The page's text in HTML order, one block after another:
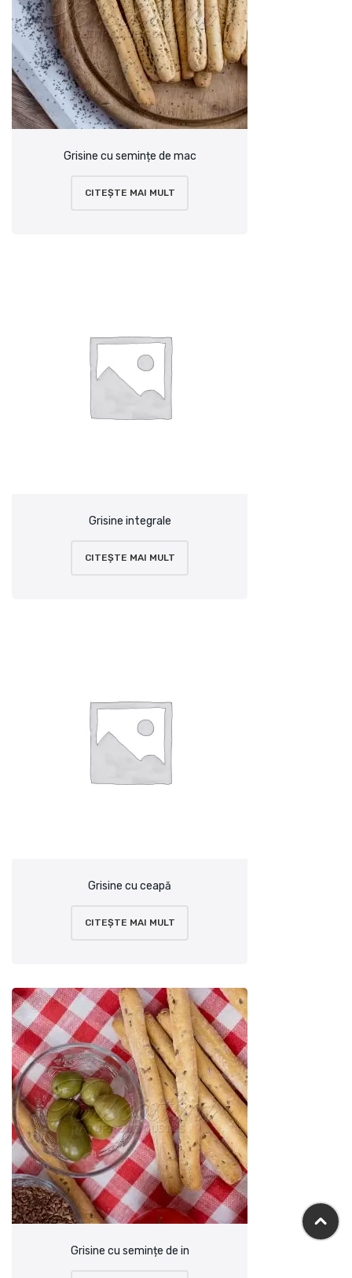
Grisine cu semințe de mac
CITEȘTE MAI MULT
Grisine integrale
CITEȘTE MAI MULT
Grisine cu ceapă
CITEȘTE MAI MULT
Grisine cu semințe de in